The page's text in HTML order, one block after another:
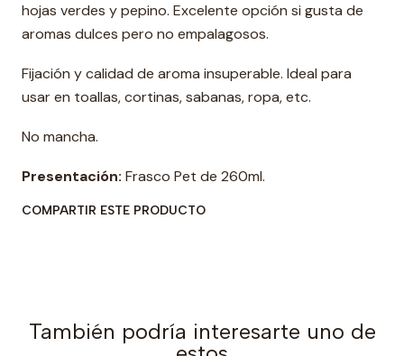
hojas verdes y pepino. Excelente opción si gusta de
aromas dulces pero no empalagosos.
Fijación y calidad de aroma insuperable. Ideal para
usar en toallas, cortinas, sabanas, ropa, etc.
No mancha.
Presentación: Frasco Pet de 260ml.
COMPARTIR ESTE PRODUCTO
También podría interesarte uno de